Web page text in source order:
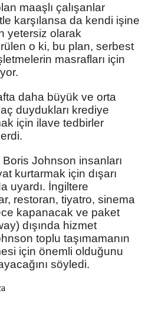
maaşlı çalışanlar
karşılansa da kendi işine
yetersiz olarak
o ki, bu plan, serbest
masrafları için
daha büyük ve orta
duydukları krediye
için ilave tedbirler
Johnson insanları
kurtarmak için dışarı
uyardı. İngiltere
restoran, tiyatro, sinema
kapanacak ve paket
dışında hizmet
toplu taşımamanın
için önemli olduğunu
söyledi.